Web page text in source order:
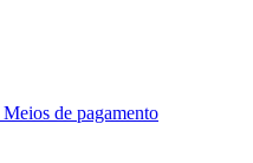
Meios de pagamento